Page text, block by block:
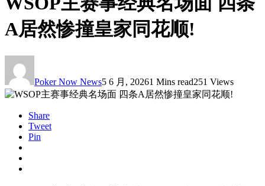
A居然惨撞皇家同花顺!
Poker Now News5 6 月, 20261 Mins read251 Views
Share
Tweet
Pin